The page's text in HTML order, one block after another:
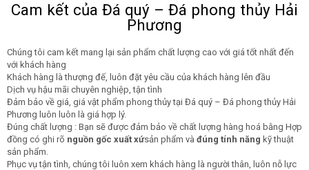
Cam kết của Đá quý – Đá phong thủy Hải
Phương
Chúng tôi cam kết mang lại sản phẩm chất lượng cao với giá tốt nhất đến
với khách hàng
Khách hàng là thượng đế, luôn đặt yêu cầu của khách hàng lên đầu
Dịch vụ hậu mãi chuyên nghiệp, tận tình
Đảm bảo về giá, giá vật phẩm phong thủy tại Đá quý – Đá phong thủy Hải
Phương luôn luôn là giá hợp lý.
Đúng chất lượng : Bạn sẽ được đảm bảo về chất lượng hàng hoá bằng Hợp
đồng có ghi rõ nguồn gốc xuất xứsản phẩm và đúng tính năng kỹ thuật
sản phẩm.
Phục vụ tận tình, chúng tôi luôn xem khách hàng là người thân, luôn nỗ lực